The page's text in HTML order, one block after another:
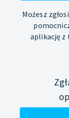
Możesz
aplikację z